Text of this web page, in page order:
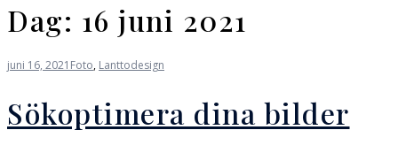
Dag: 16 juni 2021
juni 16, 2021 Foto, Lanttodesign
Sökoptimera dina bilder